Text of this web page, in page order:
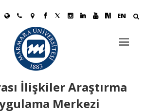
EN
İlişkiler Araştırma
Merkezi